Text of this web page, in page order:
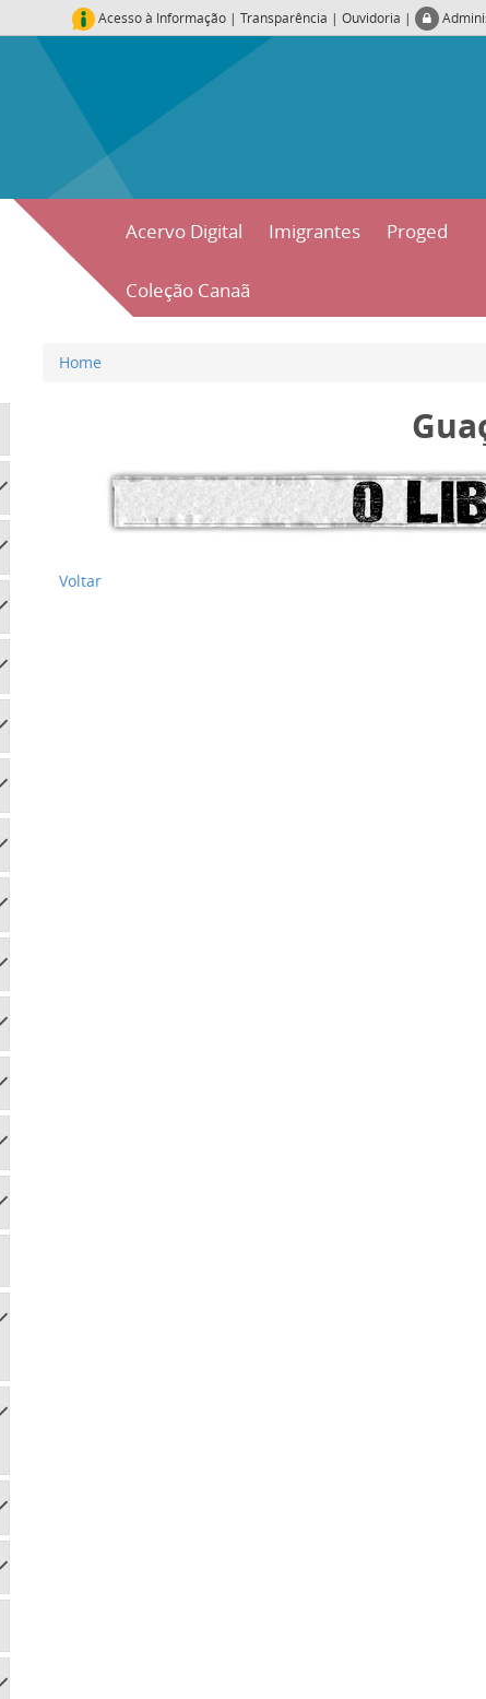
Acesso à Informação | Transparência | Ouvidoria |
Acervo Digital Imigrantes Proged
Coleção Canaã
Home
Voltar